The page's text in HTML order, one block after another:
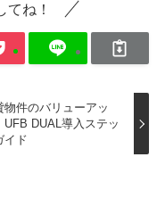
てね！
物件のバリューアッ
UFB DUAL導入ステッ
イド